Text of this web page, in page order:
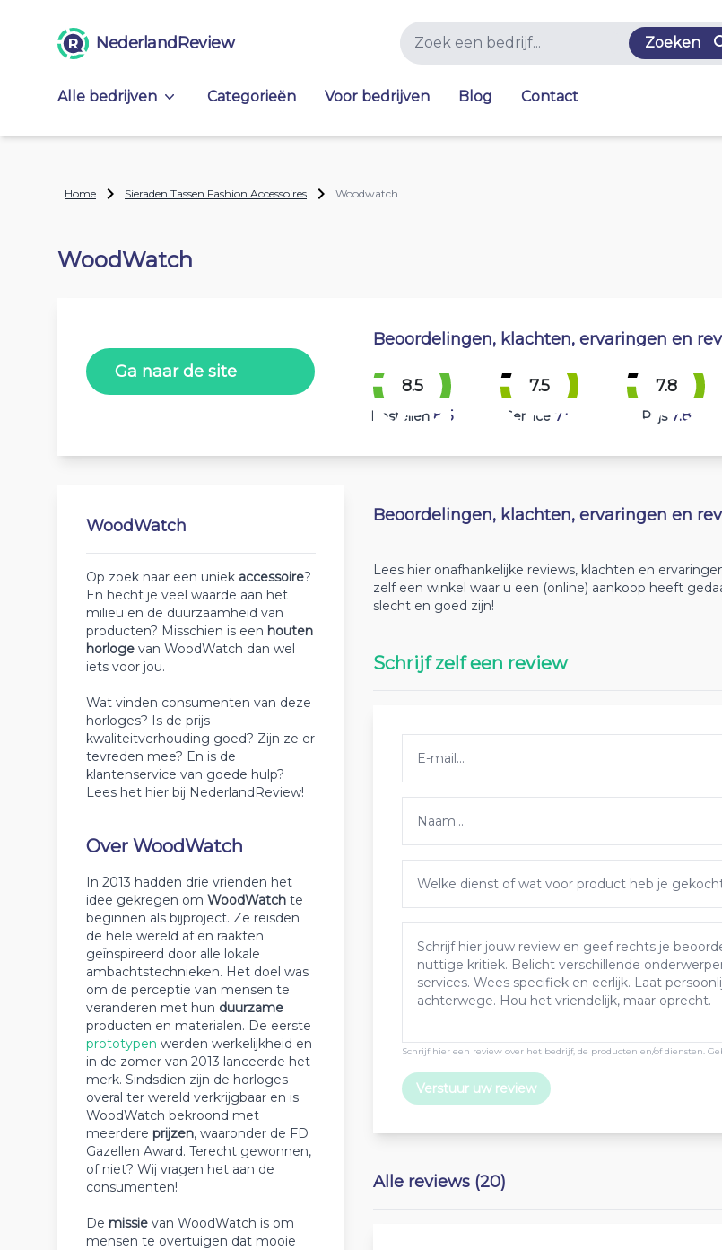
NederlandReview Zoeken
Alle bedrijven Categorieën Voor bedrijven Blog Contact
Home Sieraden Tassen Fashion Accessoires Woodwatch
WoodWatch
Ga naar de site
Beoordelingen, klachten, ervaringen en
8.5
Bestellen 8.5
7.5
Service 7.5
7.8
Prijs 7.8
WoodWatch
Op zoek naar een uniek accessoire?
En hecht je veel waarde aan het
milieu en de duurzaamheid van
producten? Misschien is een houten
horloge van WoodWatch dan wel
iets voor jou.
Wat vinden consumenten van deze
horloges? Is de prijs-
kwaliteitverhouding goed? Zijn ze er
tevreden mee? En is de
klantenservice van goede hulp?
Lees het hier bij NederlandReview!
Over WoodWatch
In 2013 hadden drie vrienden het
idee gekregen om WoodWatch te
beginnen als bijproject. Ze reisden
de hele wereld af en raakten
geïnspireerd door alle lokale
ambachtstechnieken. Het doel was
om de perceptie van mensen te
veranderen met hun duurzame
producten en materialen. De eerste
prototypen werden werkelijkheid en
in de zomer van 2013 lanceerde het
merk. Sindsdien zijn de horloges
overal ter wereld verkrijgbaar en is
WoodWatch bekroond met
meerdere prijzen, waaronder de FD
Gazellen Award. Terecht gewonnen,
of niet? Wij vragen het aan de
consumenten!
De missie van WoodWatch is om
mensen te overtuigen dat mooie
Beoordelingen, klachten, ervaringen en
Lees hier onafhankelijke reviews, klachten en
zelf een winkel waar u een (online) aankoop heeft
slecht en goed zijn!
Schrijf zelf een review
Schrijf hier een review over het bedrijf, de producten en/of diensten.
Verstuur uw review
Alle reviews (20)